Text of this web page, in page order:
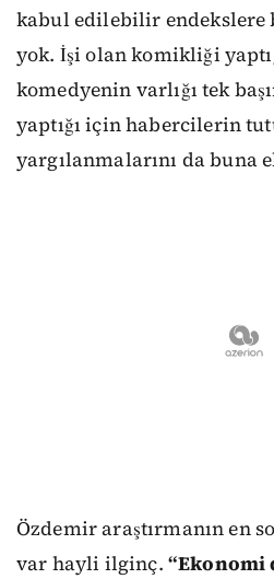
kabul edilebilir endekslere
yok. İşi olan komikliği
komedyenin varlığı tek
yaptığı için habercilerin
yargılanmalarını da buna
Özdemir araştırmanın en
var hayli ilginç. “Ekonomi